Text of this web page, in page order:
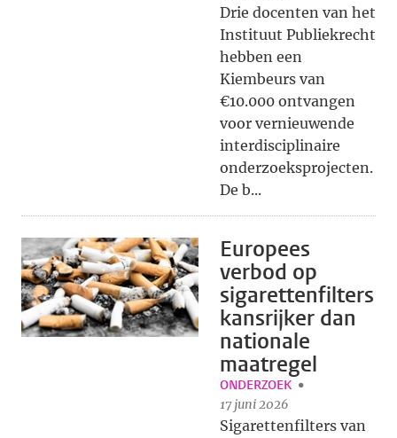
Drie docenten van het
Instituut Publiekrecht
hebben een
Kiembeurs van
€10.000 ontvangen
voor vernieuwende
interdisciplinaire
onderzoeksprojecten.
De b...
Europees
verbod op
sigarettenfilters
kansrijker dan
nationale
maatregel
ONDERZOEK
17 juni 2026
Sigarettenfilters van